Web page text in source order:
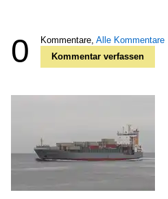
0 Kommentare, Alle Kommentare
Kommentar verfassen